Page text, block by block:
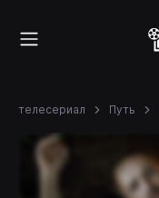
телесериал Путь